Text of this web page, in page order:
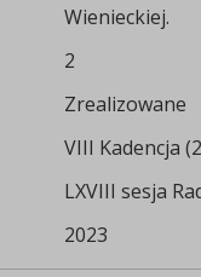
Wienieckiej.
2
Zrealizowane
VIII Kadencja
LXVIII sesja
2023